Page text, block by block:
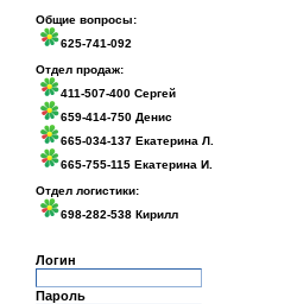
Общие вопросы:
625-741-092
Отдел продаж:
411-507-400 Сергей
659-414-750 Денис
665-034-137 Екатерина Л.
665-755-115 Екатерина И.
Отдел логистики:
698-282-538 Кирилл
Логин
Пароль